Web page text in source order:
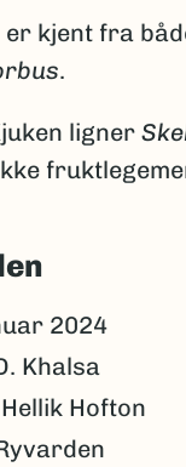
er kjent fra
.
ligner
2024
Khalsa
Hofton